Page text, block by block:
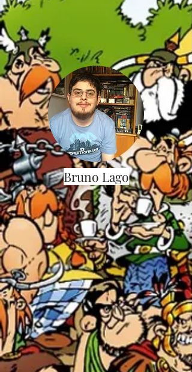
Bruno Lago